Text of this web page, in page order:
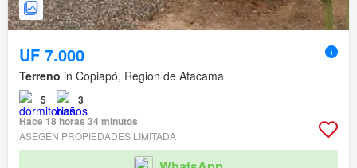
UF 7.000
Terreno in Copiapó, Región de Atacama
5
3
Hace 18 horas 34 minutos
ASEGEN PROPIEDADES LIMITADA